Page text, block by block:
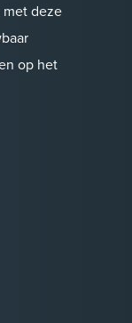
deze
op het